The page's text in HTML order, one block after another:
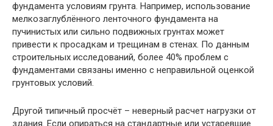
фундамента условиям грунта. Например, использование
мелкозаглублённого ленточного фундамента на
пучинистых или сильно подвижных грунтах может
привести к просадкам и трещинам в стенах. По данным
строительных исследований, более 40% проблем с
фундаментами связаны именно с неправильной оценкой
грунтовых условий.
Другой типичный просчёт – неверный расчет нагрузки от
здания. Если опираться на стандартные или устаревшие